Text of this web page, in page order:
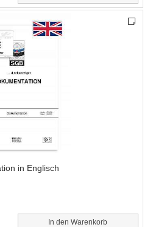
in Englisch
In den Warenkorb